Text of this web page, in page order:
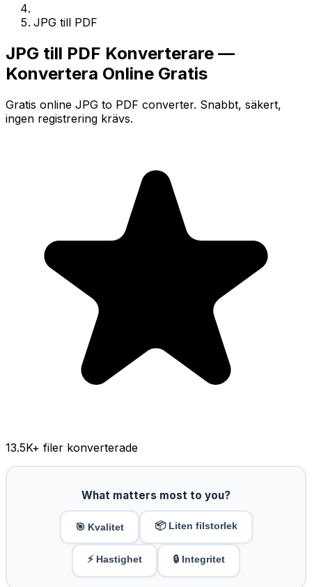
JPG till PDF
JPG till PDF Konverterare —
Konvertera Online Gratis
Gratis online JPG to PDF converter. Snabbt, säkert,
ingen registrering krävs.
13.5K+ filer konverterade
What matters most to you?
🎯 Kvalitet 📦 Liten filstorlek
⚡ Hastighet 🔒 Integritet